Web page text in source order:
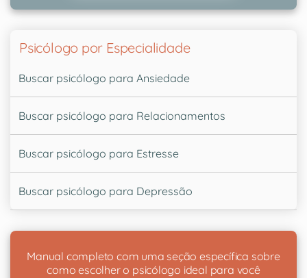
Psicólogo por Especialidade
Buscar psicólogo para Ansiedade
Buscar psicólogo para Relacionamentos
Buscar psicólogo para Estresse
Buscar psicólogo para Depressão
Manual completo com uma seção específica sobre
como escolher o psicólogo ideal para você